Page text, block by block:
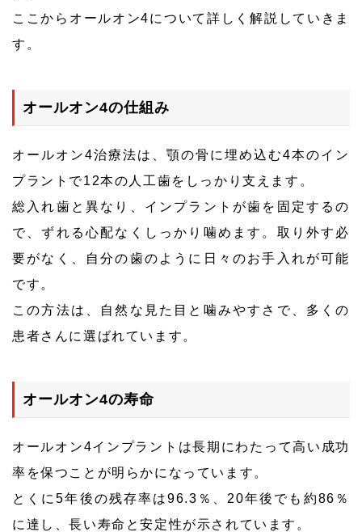
ここからオールオン4について詳しく解説していきま
す。
オールオン4の仕組み
オールオン4治療法は、顎の骨に埋め込む4本のイン
プラントで12本の人工歯をしっかり支えます。
総入れ歯と異なり、インプラントが歯を固定するの
で、ずれる心配なくしっかり噛めます。取り外す必
要がなく、自分の歯のように日々のお手入れが可能
です。
この方法は、自然な見た目と噛みやすさで、多くの
患者さんに選ばれています。
オールオン4の寿命
オールオン4インプラントは長期にわたって高い成功
率を保つことが明らかになっています。
とくに5年後の残存率は96.3％、20年後でも約86％
に達し、長い寿命と安定性が示されています。